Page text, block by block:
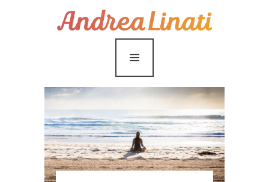
¿Cómo funciona?
Servicios
Coaching Gratis
Conóceme
Contáctame
Blog